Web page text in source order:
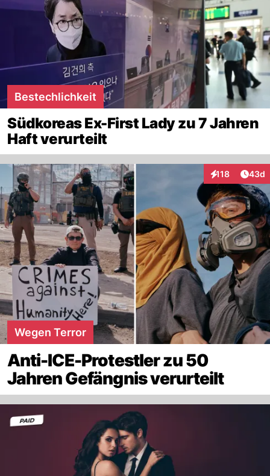
Bestechlichkeit
Südkoreas Ex-First Lady zu 7 Jahren
Haft verurteilt
118
Interaktionen
43d
Wegen Terror
Anti-ICE-Protestler zu 50
Jahren Gefängnis verurteilt